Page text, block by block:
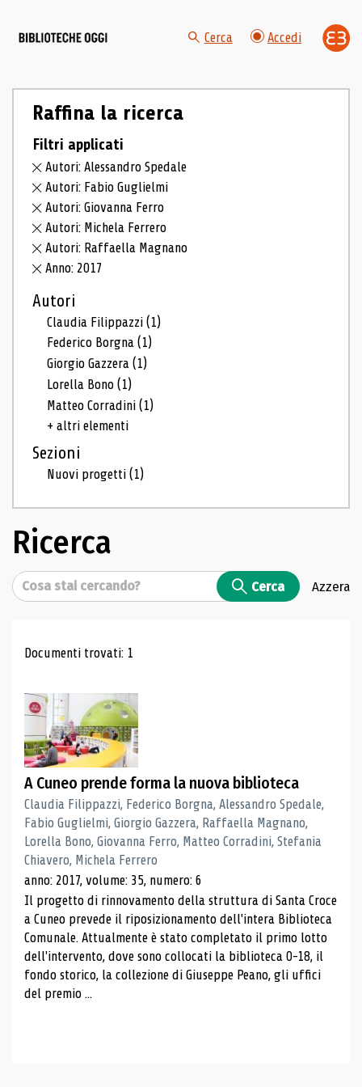
Cerca Accedi
Raffina la ricerca
Filtri applicati
Autori: Alessandro Spedale
Autori: Fabio Guglielmi
Autori: Giovanna Ferro
Autori: Michela Ferrero
Autori: Raffaella Magnano
Anno: 2017
Autori
Claudia Filippazzi(1)
Federico Borgna(1)
Giorgio Gazzera(1)
Lorella Bono(1)
Matteo Corradini(1)
+ altri elementi
Sezioni
Nuovi progetti(1)
Ricerca
Cerca Cerca Azzera
Risultati di ricerca
Documenti trovati: 1
A Cuneo prende forma la nuova biblioteca
Claudia Filippazzi, Federico Borgna, Alessandro Spedale,
Fabio Guglielmi, Giorgio Gazzera, Raffaella Magnano,
Lorella Bono, Giovanna Ferro, Matteo Corradini, Stefania
Chiavero, Michela Ferrero
anno: 2017, volume: 35, numero: 6
Il progetto di rinnovamento della struttura di Santa Croce
a Cuneo prevede il riposizionamento dell'intera Biblioteca
Comunale. Attualmente è stato completato il primo lotto
dell'intervento, dove sono collocati la biblioteca 0-18, il
fondo storico, la collezione di Giuseppe Peano, gli uffici
del premio ...